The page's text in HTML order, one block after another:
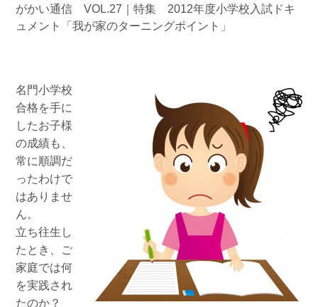
ト」
がかい通信 VOL.27｜特集 2012年度小学校入試ドキ
ュメント「我が家のターニングポイント」
名門小学校
合格を手に
したお子様
の成績も、
常に順調だ
ったわけで
はありませ
ん。
立ち往生し
たとき、ご
家庭では何
を実践され
たのか？